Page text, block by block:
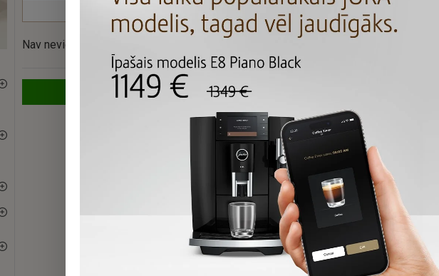
MEKLĒŠANAS
Nav nevienas preces, kas atbilst Jūsu meklēšanas kritērijam.